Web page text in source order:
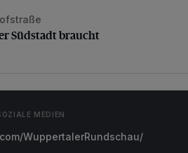
Südstadt braucht Unterstützung
Südstadt braucht
MEDIEN
WuppertalerRundschau/